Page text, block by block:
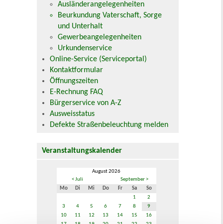
Ausländerangelegenheiten
Beurkundung Vaterschaft, Sorge
und Unterhalt
Gewerbeangelegenheiten
Urkundenservice
Online-Service (Serviceportal)
Kontaktformular
Öffnungszeiten
E-Rechnung FAQ
Bürgerservice von A-Z
Ausweisstatus
Defekte Straßenbeleuchtung melden
Veranstaltungskalender
August 2026
< Juli
September >
Mo
Di Mi Do Fr Sa
So
1
2
3
4 5 6 7 8
9
10
11 12 13 14 15
16